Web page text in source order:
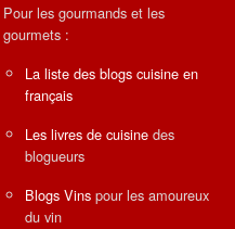
Pour les gourmands et les
gourmets :
La liste des blogs cuisine en
français
Les livres de cuisine des
blogueurs
Blogs Vins pour les amoureux
du vin